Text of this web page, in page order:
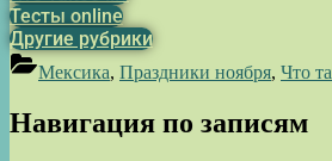
Тесты online
Другие рубрики
Мексика, Праздники ноября, Что
Навигация по записям